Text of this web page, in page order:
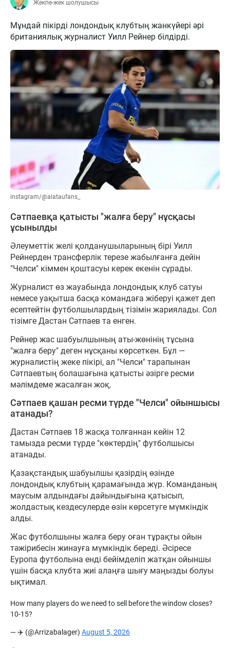
Жекпе-жек шолушысы
Мұндай пікірді лондондық клубтың жанкүйері әрі
британиялық журналист Уилл Рейнер білдірді.
instagram/@alataufans_
Сәтпаевқа қатысты "жалға беру" нұсқасы
ұсынылды
Әлеуметтік желі қолданушыларының бірі Уилл
Рейнерден трансферлік терезе жабылғанға дейін
"Челси" кіммен қоштасуы керек екенін сұрады.
Журналист өз жауабында лондондық клуб сатуы
немесе уақытша басқа командаға жіберуі қажет деп
есептейтін футболшылардың тізімін жариялады. Сол
тізімге Дастан Сәтпаев та енген.
Рейнер жас шабуылшының аты-жөнінің тұсына
"жалға беру" деген нұсқаны көрсеткен. Бұл —
журналистің жеке пікірі, ал "Челси" тарапынан
Сәтпаевтың болашағына қатысты әзірге ресми
мәлімдеме жасалған жоқ.
Сәтпаев қашан ресми түрде "Челси" ойыншысы
атанады?
Дастан Сәтпаев 18 жасқа толғаннан кейін 12
тамызда ресми түрде "көктердің" футболшысы
атанады.
Қазақстандық шабуылшы қазірдің өзінде
лондондық клубтың қарамағында жүр. Команданың
маусым алдындағы дайындығына қатысып,
жолдастық кездесулерде өзін көрсетуге мүмкіндік
алды.
Жас футболшыны жалға беру оған тұрақты ойын
тәжірибесін жинауға мүмкіндік береді. Әсіресе
Еуропа футболына енді бейімделіп жатқан ойыншы
үшін басқа клубта жиі алаңға шығу маңызды болуы
ықтимал.
How many players do we need to sell before the window closes?
10-15?
— ✈️ (@Arrizabalager) August 5, 2026